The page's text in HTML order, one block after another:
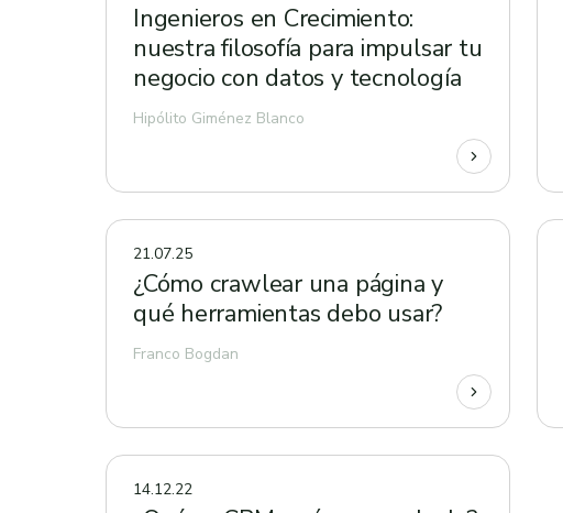
Ingenieros en Crecimiento:
nuestra filosofía para impulsar tu
negocio con datos y tecnología
Hipólito Giménez Blanco
21.07.25
¿Cómo crawlear una página y
qué herramientas debo usar?
Franco Bogdan
14.12.22